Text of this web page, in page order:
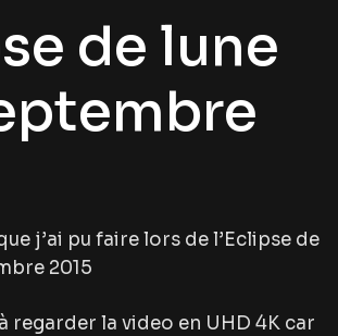
de lune
j’ai pu faire lors de l’Eclipse de
2015
regarder la video en UHD 4K car